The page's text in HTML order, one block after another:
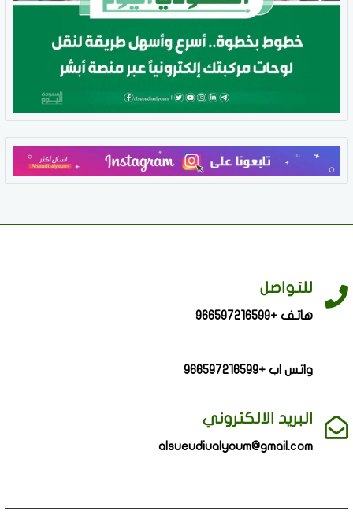
للتواصل
هاتف +966597216599
واتس اب +966597216599
البريد الالكتروني
alsueudiualyoum@gmail.com